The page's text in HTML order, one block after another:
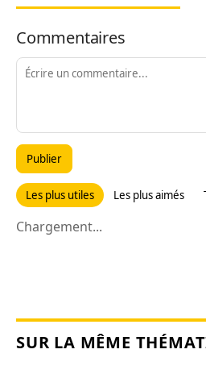
Commentaires
Publier
Les plus utiles Les plus aimés
Chargement...
SUR LA MÊME